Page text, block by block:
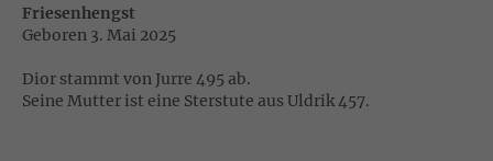
Friesenhengst
Geboren 3. Mai 2025
Dior stammt von Jurre 495 ab.
Seine Mutter ist eine Sterstute aus Uldrik 457.